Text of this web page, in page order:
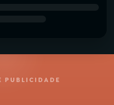
PUBLICIDADE